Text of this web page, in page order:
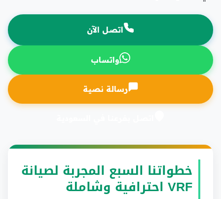
اتصل الآن
واتساب
رسالة نصية
خطواتنا السبع المجربة لصيانة
VRF احترافية وشاملة